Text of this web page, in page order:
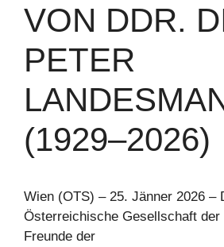
VON DDR.
PETER
(1929–2026)
Wien (OTS) – 25. Jänner 2026 –
Österreichische Gesellschaft der
Freunde der